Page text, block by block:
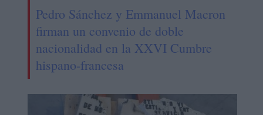
Pedro Sánchez y Emmanuel Macron
firman un convenio de doble
nacionalidad en la XXVI Cumbre
hispano-francesa